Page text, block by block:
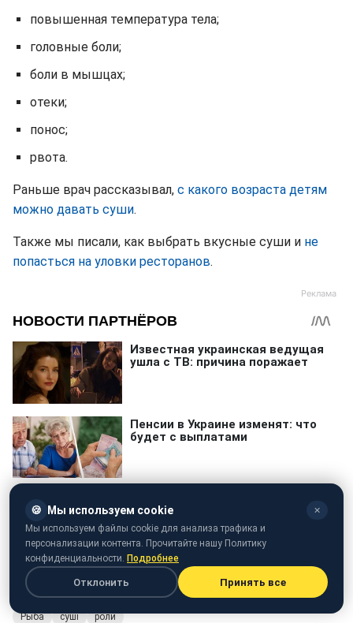
повышенная температура тела;
головные боли;
боли в мышцах;
отеки;
понос;
рвота.
Раньше врач рассказывал, с какого возраста детям
можно давать суши.
Также мы писали, как выбрать вкусные суши и не
попасться на уловки ресторанов.
Рыба суші роли
🍪 Мы используем cookie ✕
Мы используем файлы cookie для анализа трафика и
персонализации контента. Прочитайте нашу Политику
конфиденциальности. Подробнее
Отклонить Принять все